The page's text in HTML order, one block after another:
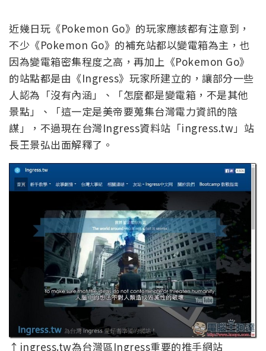
近幾日玩《Pokemon Go》的玩家應該都有注意到，
不少《Pokemon Go》的補充站都以變電箱為主，也
因為變電箱密集程度之高，再加上《Pokemon Go》
的站點都是由《Ingress》玩家所建立的，讓部分一些
人認為「沒有內涵」、「怎麼都是變電箱，不是其他
景點」、「這一定是美帝要蒐集台灣電力資訊的陰
謀」，不過現在台灣Ingress資料站「ingress.tw」站
長王景弘出面解釋了。
↑ingress.tw為台灣區Ingress重要的推手網站